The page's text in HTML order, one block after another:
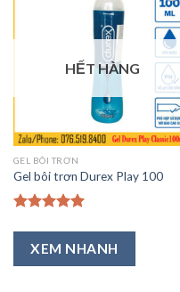
Thêm
vào
Ưa
Thích
HẾT HÀNG
GEL BÔI TRƠN
Gel bôi trơn Durex Play 100
hạng5.00
5 sao
XEM NHANH